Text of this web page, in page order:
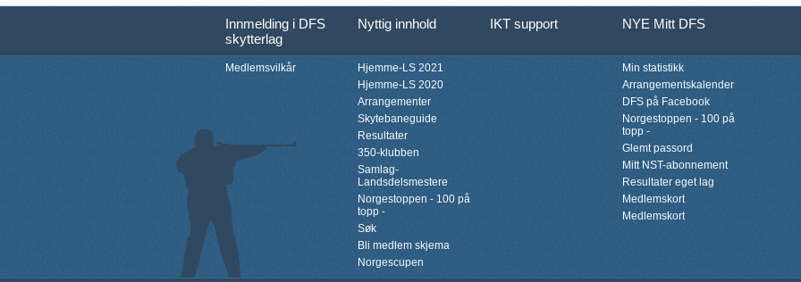
Innmelding i DFS
skytterlag
Nyttig innhold IKT support NYE Mitt DFS
Medlemsvilkår
Hjemme-LS 2021
Hjemme-LS 2020
Arrangementer
Skytebaneguide
Resultater
350-klubben
Samlag-
Landsdelsmestere
Norgestoppen - 100 på
topp -
Søk
Bli medlem skjema
Norgescupen
Min statistikk
Arrangementskalender
DFS på Facebook
Norgestoppen - 100 på
topp -
Glemt passord
Mitt NST-abonnement
Resultater eget lag
Medlemskort
Medlemskort